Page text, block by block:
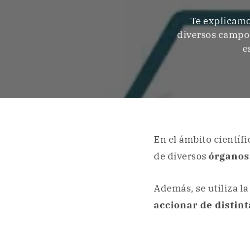
Te
diversos
En el ámbito
de diversos órganos
Además, se utiliza
accionar de